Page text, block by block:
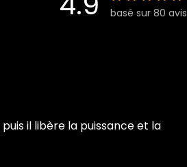
basé sur 80 avis
il libère la puissance et la